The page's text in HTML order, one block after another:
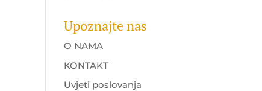
Upoznajte nas
O NAMA
KONTAKT
Uvjeti poslovanja